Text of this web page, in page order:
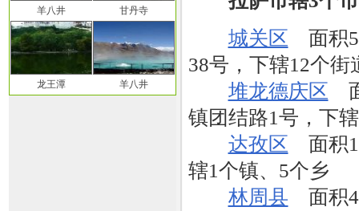
羊八井 甘丹寺
龙王潭 羊八井
城关区 面积
38号，下辖12个街
堆龙德庆区
镇团结路1号，下
达孜区 面积
辖1个镇、5个乡
林周县 面积